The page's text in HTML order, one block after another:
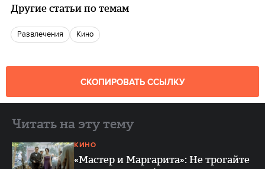
Другие статьи по темам
Развлечения кино
СКОПИРОВАТЬ ССЫЛКУ
Читать на эту тему
КИНО
«Мастер и Маргарита»: Не трогайте